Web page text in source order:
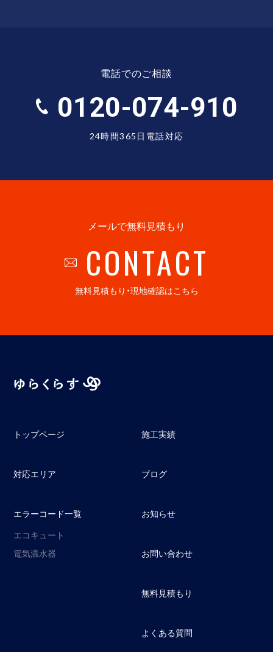
電話でのご相談
0120-074-910
24時間365日電話対応
メールで無料見積もり
CONTACT
無料見積もり・現地確認はこちら
トップページ
対応エリア
エラーコード一覧
エコキュート
電気温水器
施工実績
ブログ
お知らせ
お問い合わせ
無料見積もり
よくある質問